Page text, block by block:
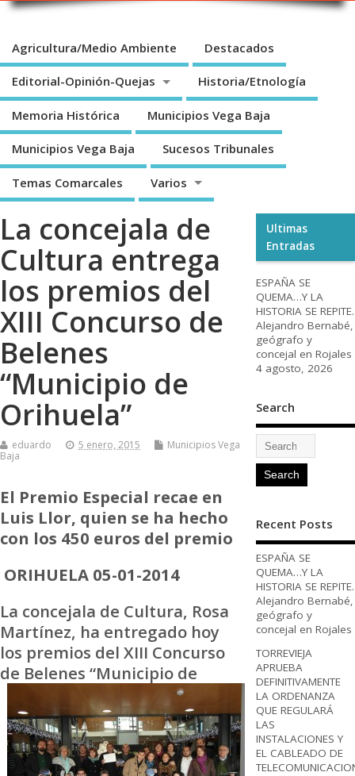
Agricultura/Medio Ambiente Destacados
Editorial-Opinión-Quejas Historia/Etnología
Memoria Histórica Municipios Vega Baja
Municipios Vega Baja Sucesos Tribunales
Temas Comarcales Varios
La concejala de
Cultura entrega
los premios del
XIII Concurso de
Belenes
“Municipio de
Orihuela”
eduardo 5 enero, 2015
Municipios Vega
Baja
El Premio Especial recae en
Luis Llor, quien se ha hecho
con los 450 euros del premio
ORIHUELA 05-01-2014
La concejala de Cultura, Rosa
Martínez, ha entregado hoy
los premios del XIII Concurso
de Belenes “Municipio de
Ultimas
Entradas
ESPAÑA SE
QUEMA…Y LA
HISTORIA SE REPITE.
Alejandro Bernabé,
geógrafo y
concejal en Rojales
4 agosto, 2026
Search
Recent Posts
ESPAÑA SE
QUEMA…Y LA
HISTORIA SE REPITE.
Alejandro Bernabé,
geógrafo y
concejal en Rojales
TORREVIEJA
APRUEBA
DEFINITIVAMENTE
LA ORDENANZA
QUE REGULARÁ
LAS
INSTALACIONES Y
EL CABLEADO DE